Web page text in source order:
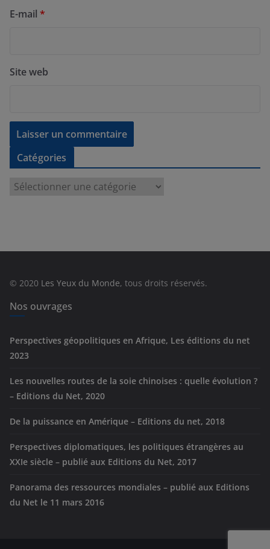
E-mail *
Site web
Catégories
e
s
© 2020 Les Yeux du Monde, tous droits réservés.
Nos ouvrages
Perspectives géopolitiques en Afrique, Les éditions du net
2023
Les nouvelles routes de la soie chinoises : quelle évolution ?
– Editions du Net, 2020
De la puissance en Amérique – Editions du net, 2018
Perspectives diplomatiques, les politiques étrangères au
XXIe siècle – publié aux Editions du Net, 2017
Panorama des ressources mondiales – publié aux Editions
du Net le 11 mars 2016